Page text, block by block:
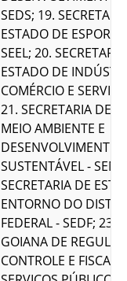
SEDS; 19.
ESTADO DE
SEEL; 20.
ESTADO DE
COMÉRCIO E
21. SECRETARIA DE
MEIO AMBIENTE E
DESENVOLVIMENTO
SUSTENTÁVEL -
SECRETARIA DE
ENTORNO DO
FEDERAL - SEDF; 23.
GOIANA DE
CONTROLE E